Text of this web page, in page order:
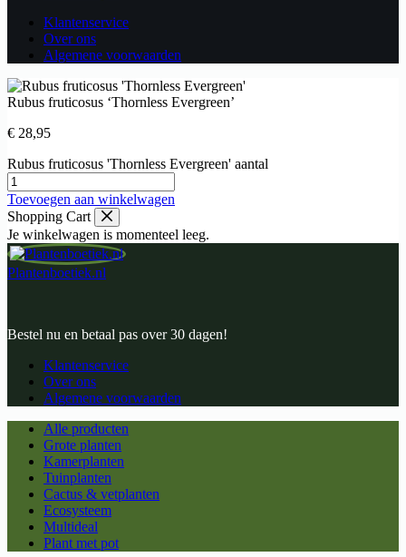
Klantenservice
Over ons
Algemene voorwaarden
Rubus fruticosus ‘Thornless Evergreen’
€ 28,95
Rubus fruticosus 'Thornless Evergreen' aantal
Toevoegen aan winkelwagen
Shopping Cart
Je winkelwagen is momenteel leeg.
Plantenboetiek.nl
Bestel nu en betaal pas over 30 dagen!
Klantenservice
Over ons
Algemene voorwaarden
Alle producten
Grote planten
Kamerplanten
Tuinplanten
Cactus & vetplanten
Ecosysteem
Multideal
Plant met pot